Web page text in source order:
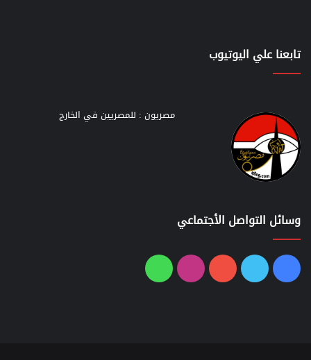
تابعنا علي اليوتيوب
مصريون : للمصريين في الخارج
وسائل التواصل الأجتماعي
فيسبوك
تويتر يوتيوبانستقرامواتساب